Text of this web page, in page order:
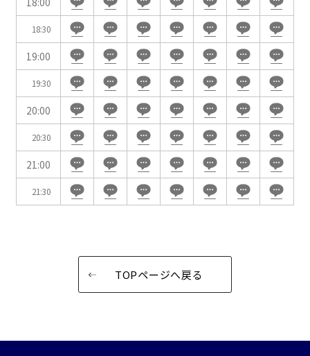
18:30
19:00
19:30
20:00
20:30
21:00
21:30
TOPページへ戻る
この条件で検索
選択している条件をリセットする